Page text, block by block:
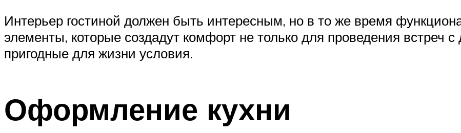
Интерьер гостиной должен быть интересным, но в то же время
элементы, которые создадут комфорт не только для проведения встреч
пригодные для жизни условия.
Оформление кухни